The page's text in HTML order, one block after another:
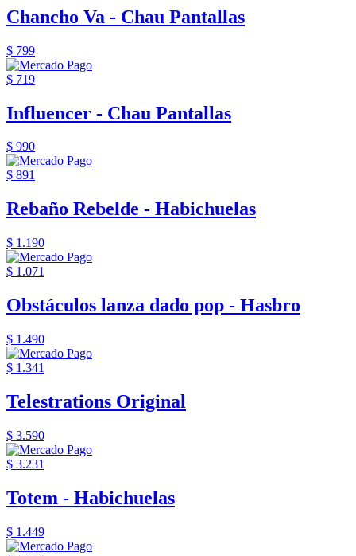
Chancho Va - Chau Pantallas
$ 799
$ 719
Influencer - Chau Pantallas
$ 990
$ 891
Rebaño Rebelde - Habichuelas
$ 1.190
$ 1.071
Obstáculos lanza dado pop - Hasbro
$ 1.490
$ 1.341
Telestrations Original
$ 3.590
$ 3.231
Totem - Habichuelas
$ 1.449